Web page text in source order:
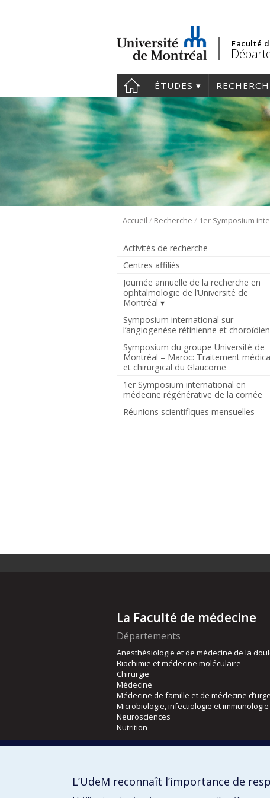
Faculté
ÉTUDES
Accueil / Recherche /
Activités de recherche
Centres affiliés
Journée annuelle de la recherche en
ophtalmologie de l’Université de
Montréal
Symposium international sur
l’angiogenèse rétinienne et
Symposium du groupe Université de
Montréal – Maroc: Traitement
et chirurgical du Glaucome
1er Symposium international en
médecine régénérative de la cornée
Réunions scientifiques mensuelles
La Faculté de médecine
Départements
Anesthésiologie et de médecine de la
Biochimie et médecine moléculaire
Chirurgie
Médecine
Médecine de famille et de médecine
Microbiologie, infectiologie et immunologie
Neurosciences
Nutrition
Orthophonie et audiologie
L’UdeM reconnaît l’importance de